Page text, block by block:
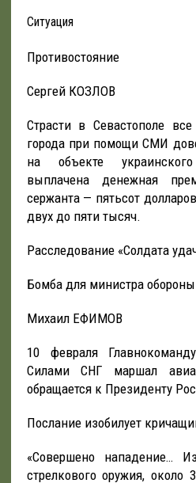
Ситуация
Противостояние
Сергей КОЗЛОВ
Страсти в Севастополе
города при помощи СМИ
на объекте
выплачена денежная
сержанта — пятьсот
двух до пяти тысяч.
Расследование «Солдата
Бомба для министра обороны
Михаил ЕФИМОВ
10 февраля
Силами СНГ маршал
обращается к Президенту
Послание изобилует
«Совершено нападение…
стрелкового оружия,